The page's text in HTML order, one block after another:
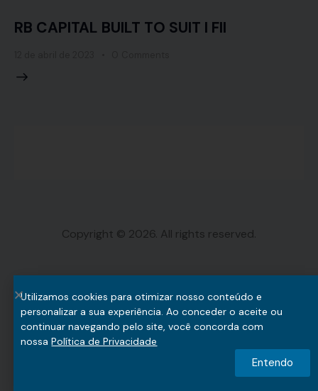
RB CAPITAL BUILT TO SUIT I FII
Copyright © 2026. All rights reserved.
Utilizamos cookies para otimizar nosso conteúdo e
personalizar a sua experiência. Ao conceder o aceite ou
continuar navegando pelo site, você concorda com
nossaPolítica de Privacidade
Entendo